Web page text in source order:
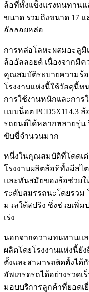
ล้อที่ทั้งแข็งแรงทนทาน
ขนาด รวมถึงขนาด 17 แ
อัลลอยหล่อ
การหล่อโลหะผสมอะลูมิ
ล้ออัลลอยด์ เนื่องจากมี
คุณสมบัติระบายความร้
โรงงานแห่งนี้ใช้วัสดุนี้
การใช้งานหนักและการ
แบบน็อต PCD5X114.3
รถยนต์ได้หลากหลายรุ่น
ขับขี่จำนวนมาก
หนึ่งในคุณสมบัติที่โดดเ
โรงงานผลิตล้อที่ทั้งมีสไ
และทันสมัยของล้อช่วย
ระดับสมรรถนะโดยรวม
มวลใต้สปริง ซึ่งช่วยเพิ่
เร่ง
นอกจากความทนทานแ
ผลิตโดยโรงงานแห่งนี้ยั
ตั้งและสามารถติดตั้งได้
อัพเกรดรถได้อย่างรวดเ
มอบบริการลูกค้าที่ยอดเ